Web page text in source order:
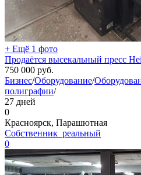
+ Ещё 1 фото
Продаётся высекальный пресс
750 000 руб.
Бизнес/Оборудование/
полиграфии/
27 дней
0
Красноярск, Парашютная
Собственник_реальный
0